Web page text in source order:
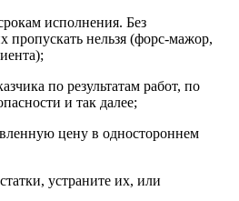
исполнения. Без
нельзя (форс-мажор,
по результатам работ, по
и так далее;
цену в одностороннем
устраните их, или